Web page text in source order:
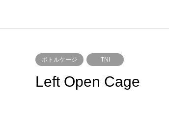
ボトルケージ TNI
Left Open Cage